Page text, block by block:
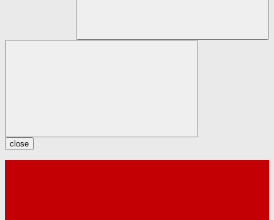
close